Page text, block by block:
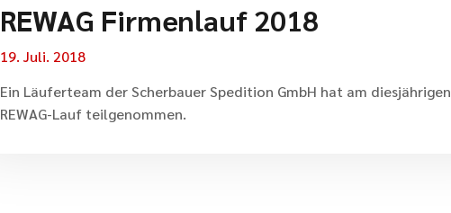
REWAG Firmenlauf 2018
19. Juli. 2018
Ein Läuferteam der Scherbauer Spedition GmbH hat am diesjährigen
REWAG-Lauf teilgenommen.